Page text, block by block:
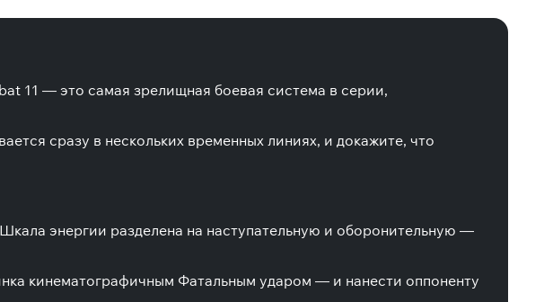
11 — это самая зрелищная боевая система в серии,
сразу в нескольких временных линиях, и докажите, что
энергии разделена на наступательную и оборонительную —
кинематографичным Фатальным ударом — и нанести оппоненту